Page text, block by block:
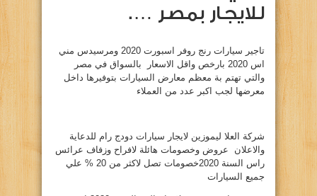
للايجار بمصر ….
تاجير سيارات رنج روفر اسبورت 2020 ومرسيدس مني
اس 2020 بارخص واقل الاسعار بالسواق في مصر
والتي تهتم بة معظم معارض السيارات بتوفيرها داخل
معرضها لجب اكبر عدد من العملاء
شركة العلا ليموزين لايجار سيارات دودج رام للدعاية
والاعلان عروض وخصومات هائلة لافراح وزفاف عرائس
راس السنة 2020خصومات تصل لاكثر من 20 % علي
جميع السيارات